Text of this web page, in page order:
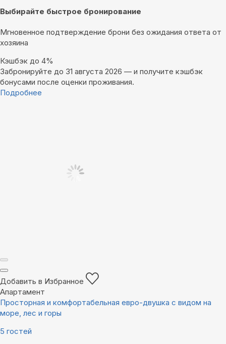
Выбирайте быстрое бронирование
Мгновенное подтверждение брони без ожидания ответа от
хозяина
Кэшбэк до 4%
Забронируйте до 31 августа 2026 — и получите кэшбэк
бонусами после оценки проживания.
Подробнее
Добавить в Избранное
Апартамент
Просторная и комфортабельная евро-двушка с видом на
море, лес и горы
5 гостей